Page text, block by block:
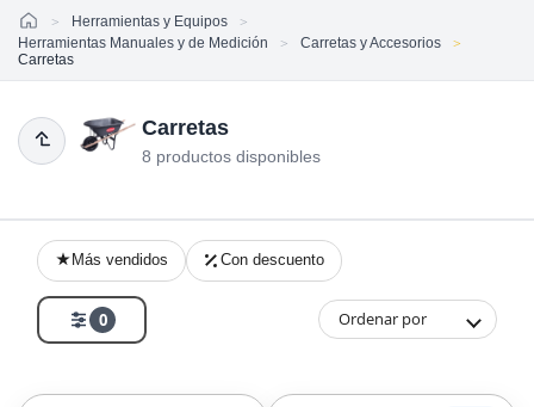
HomeHerramientas y Equipos
Herramientas Manuales y de Medición
Carretas y Accesorios
Carretas
Carretas
8 productos disponibles
Más vendidos Con descuento
0 Ordenar por